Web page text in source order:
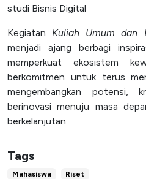
studi Bisnis Digital
Kegiatan Kuliah Umum dan
menjadi ajang berbagi
memperkuat ekosistem
berkomitmen untuk terus
mengembangkan potensi,
berinovasi menuju masa
berkelanjutan.
Tags
Mahasiswa Riset